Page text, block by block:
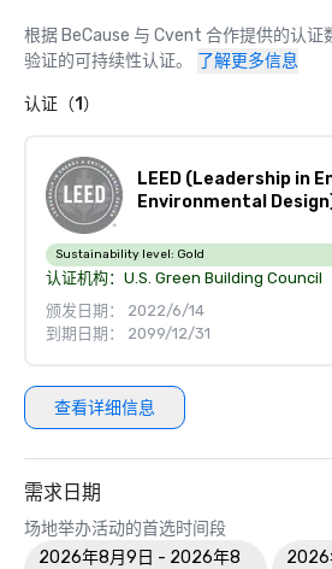
根据 BeCause 与 Cvent 合作提供的认证
验证的可持续性认证。
了解更多信息
认证（1）
LEED (Leadership in
Environmental
Sustainability level: Gold
认证机构： U.S. Green Building Council
颁发日期： 2022/6/14
到期日期： 2099/12/31
查看详细信息
需求日期
场地举办活动的首选时间段
2026年8月9日 - 2026年8
2026